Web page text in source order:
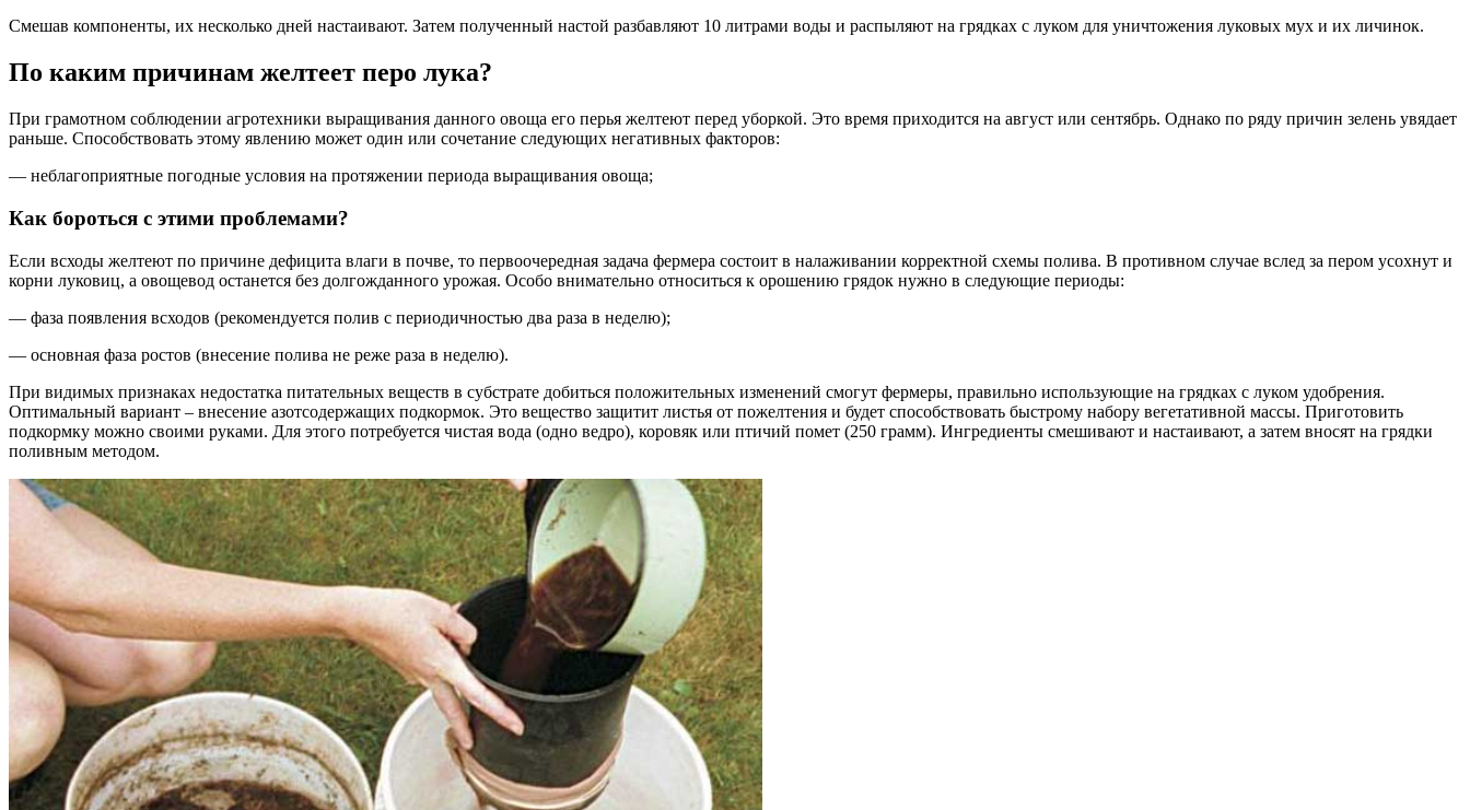
Смешав компоненты, их несколько дней настаивают. Затем полученный настой разбавляют 10 литрами воды и распыляют на грядках с луком для уничтожения луковых мух и их личинок.
По каким причинам желтеет перо лука?
При грамотном соблюдении агротехники выращивания данного овоща его перья желтеют перед уборкой. Это время приходится на август или сентябрь. Однако по ряду причин зелень увядает
раньше. Способствовать этому явлению может один или сочетание следующих негативных факторов:
— неблагоприятные погодные условия на протяжении периода выращивания овоща;
Как бороться с этими проблемами?
Если всходы желтеют по причине дефицита влаги в почве, то первоочередная задача фермера состоит в налаживании корректной схемы полива. В противном случае вслед за пером усохнут и
корни луковиц, а овощевод останется без долгожданного урожая. Особо внимательно относиться к орошению грядок нужно в следующие периоды:
— фаза появления всходов (рекомендуется полив с периодичностью два раза в неделю);
— основная фаза ростов (внесение полива не реже раза в неделю).
При видимых признаках недостатка питательных веществ в субстрате добиться положительных изменений смогут фермеры, правильно использующие на грядках с луком удобрения.
Оптимальный вариант – внесение азотсодержащих подкормок. Это вещество защитит листья от пожелтения и будет способствовать быстрому набору вегетативной массы. Приготовить
подкормку можно своими руками. Для этого потребуется чистая вода (одно ведро), коровяк или птичий помет (250 грамм). Ингредиенты смешивают и настаивают, а затем вносят на грядки
поливным методом.